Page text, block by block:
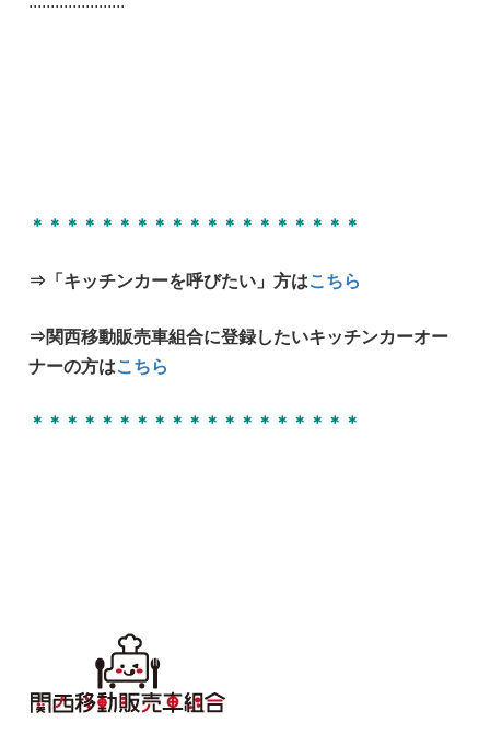
＊＊＊＊＊＊＊＊＊＊＊＊＊＊＊＊＊＊＊
⇒「キッチンカーを呼びたい」方はこちら
⇒関西移動販売車組合に登録したいキッチンカーオー
ナーの方はこちら
＊＊＊＊＊＊＊＊＊＊＊＊＊＊＊＊＊＊＊